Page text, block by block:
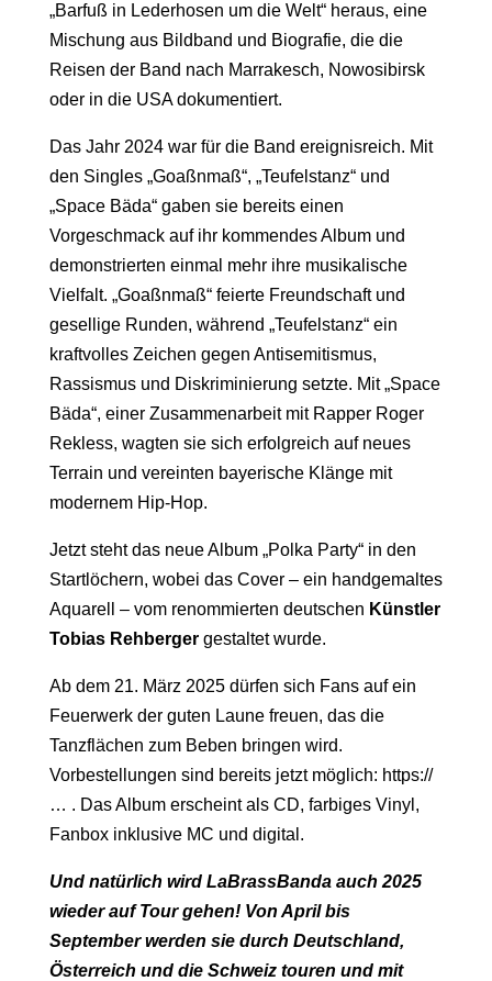
„Barfuß in Lederhosen um die Welt“ heraus, eine
Mischung aus Bildband und Biografie, die die
Reisen der Band nach Marrakesch, Nowosibirsk
oder in die USA dokumentiert.
Das Jahr 2024 war für die Band ereignisreich. Mit
den Singles „Goaßnmaß“, „Teufelstanz“ und
„Space Bäda“ gaben sie bereits einen
Vorgeschmack auf ihr kommendes Album und
demonstrierten einmal mehr ihre musikalische
Vielfalt. „Goaßnmaß“ feierte Freundschaft und
gesellige Runden, während „Teufelstanz“ ein
kraftvolles Zeichen gegen Antisemitismus,
Rassismus und Diskriminierung setzte. Mit „Space
Bäda“, einer Zusammenarbeit mit Rapper Roger
Rekless, wagten sie sich erfolgreich auf neues
Terrain und vereinten bayerische Klänge mit
modernem Hip-Hop.
Jetzt steht das neue Album „Polka Party“ in den
Startlöchern, wobei das Cover – ein handgemaltes
Aquarell – vom renommierten deutschen Künstler
Tobias Rehbergergestaltet wurde.
Ab dem 21. März 2025 dürfen sich Fans auf ein
Feuerwerk der guten Laune freuen, das die
Tanzflächen zum Beben bringen wird.
Vorbestellungen sind bereits jetzt möglich: https://
… . Das Album erscheint als CD, farbiges Vinyl,
Fanbox inklusive MC und digital.
Und natürlich wird LaBrassBanda auch 2025
wieder auf Tour gehen! Von April bis
September werden sie durch Deutschland,
Österreich und die Schweiz touren und mit